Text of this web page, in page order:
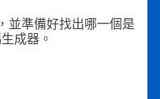
並準備好找出哪一個是
成器。